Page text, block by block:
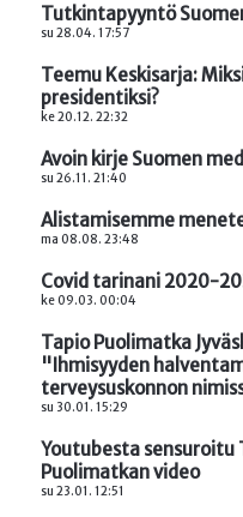
Tutkintapyyntö
su 28.04. 17:57
Teemu Keskisarja:
presidentiksi?
ke 20.12. 22:32
Avoin kirje Suomen
su 26.11. 21:40
Alistamisemme
ma 08.08. 23:48
Covid tarinani 2020-
ke 09.03. 00:04
Tapio Puolimatka
"Ihmisyyden
terveysuskonnon
su 30.01. 15:29
Youtubesta sensuroitu
Puolimatkan video
su 23.01. 12:51